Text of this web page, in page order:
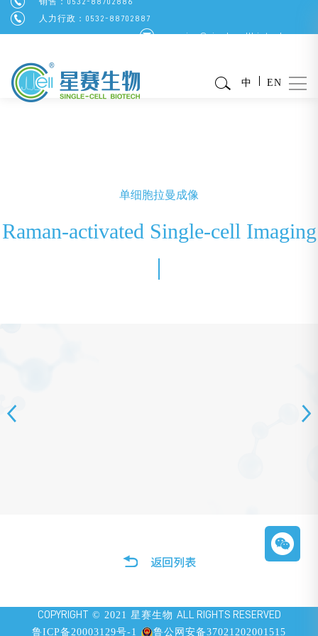
销售：0532-88702886
人力行政：0532-88702887
service@singlecellbiotech.com
中 EN
单细胞拉曼成像
Raman-activated Single-cell Imaging
COPYRIGHT © 2021 星赛生物 ALL RIGHTS RESERVED
鲁ICP备20003129号-1 鲁公网安备37021202001515